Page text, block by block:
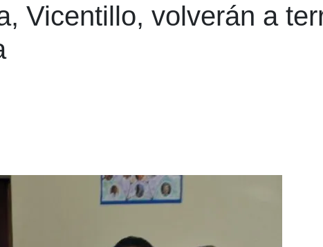
Vicentillo, volverán a